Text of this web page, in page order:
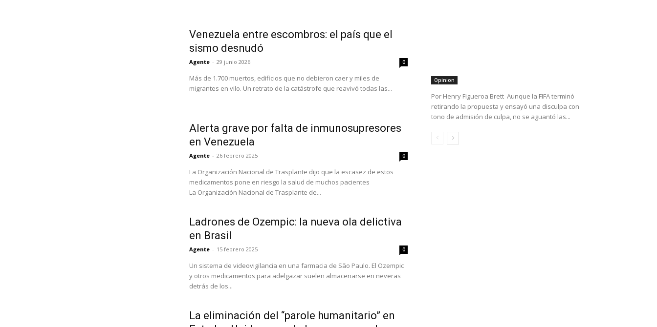
Venezuela entre escombros: el país que el
sismo desnudó
Agente - 29 junio 2026 0
Más de 1.700 muertos, edificios que no debieron caer y miles de
migrantes en vilo. Un retrato de la catástrofe que reavivó todas las...
Alerta grave por falta de inmunosupresores
en Venezuela
Agente - 26 febrero 2025 0
La Organización Nacional de Trasplante dijo que la escasez de estos
medicamentos pone en riesgo la salud de muchos pacientes
La Organización Nacional de Trasplante de...
Ladrones de Ozempic: la nueva ola delictiva
en Brasil
Agente - 15 febrero 2025 0
Un sistema de videovigilancia en una farmacia de São Paulo. El Ozempic
y otros medicamentos para adelgazar suelen almacenarse en neveras
detrás de los...
La eliminación del “parole humanitario” en
Opinion
Por Henry Figueroa Brett Aunque la FIFA terminó
retirando la propuesta y ensayó una disculpa con
tono de admisión de culpa, no se aguantó las...